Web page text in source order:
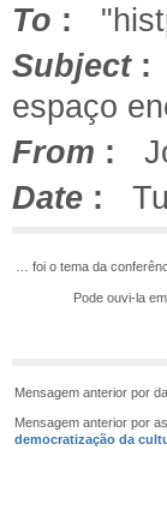
To :
Subject:
espaço
From :
Date :
… foi o tema da
Pode ouvi-la em
Mensagem anterior por
Mensagem anterior por
democratização da